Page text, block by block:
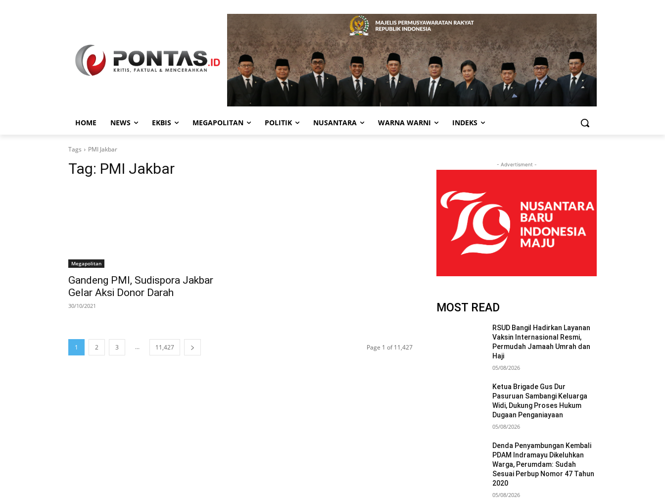
HOME NEWS EKBIS MEGAPOLITAN POLITIK NUSANTARA WARNA WARNI INDEKS
Tags PMI Jakbar
Tag: PMI Jakbar
Megapolitan
Gandeng PMI, Sudispora Jakbar
Gelar Aksi Donor Darah
30/10/2021
1 2 3 ... 11,427 Page 1 of 11,427
- Advertisment -
MOST READ
RSUD Bangil Hadirkan Layanan
Vaksin Internasional Resmi,
Permudah Jamaah Umrah dan
Haji
05/08/2026
Ketua Brigade Gus Dur
Pasuruan Sambangi Keluarga
Widi, Dukung Proses Hukum
Dugaan Penganiayaan
05/08/2026
Denda Penyambungan Kembali
PDAM Indramayu Dikeluhkan
Warga, Perumdam: Sudah
Sesuai Perbup Nomor 47 Tahun
2020
05/08/2026